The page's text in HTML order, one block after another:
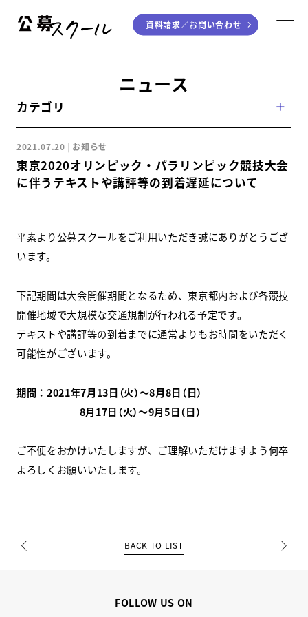
ジャンルから探す
小説
エッセイ
童話
ライティング
音楽（作詞・作曲）
アート・絵本
デジタル講座
個別指南講座
スクールマガジン
受講の流れ
資料請求／お問い合わせ
ニュース
カテゴリ
2021.07.20 お知らせ
東京2020オリンピック・パラリンピック競技大会
に伴うテキストや講評等の到着遅延について
平素より公募スクールをご利用いただき誠にありがとうござ
います。
下記期間は大会開催期間となるため、東京都内および各競技
開催地域で大規模な交通規制が行われる予定です。
テキストや講評等の到着までに通常よりもお時間をいただく
可能性がございます。
期間：2021年7月13日（火）～8月8日（日）
8月17日（火）～9月5日（日）
ご不便をおかけいたしますが、ご理解いただけますよう何卒
よろしくお願いいたします。
BACK TO LIST
FOLLOW US ON